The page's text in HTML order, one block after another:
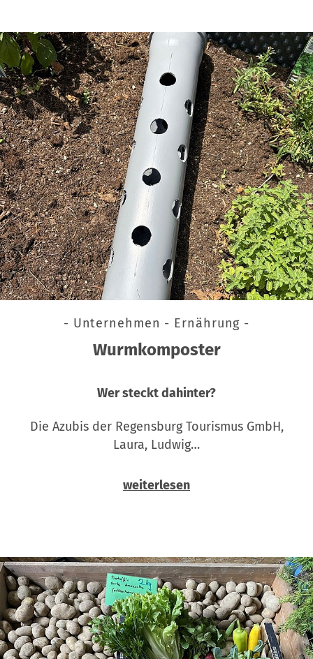
- Unternehmen - Ernährung -
Wurmkomposter
Wer steckt dahinter?
Die Azubis der Regensburg Tourismus GmbH,
Laura, Ludwig…
weiterlesen